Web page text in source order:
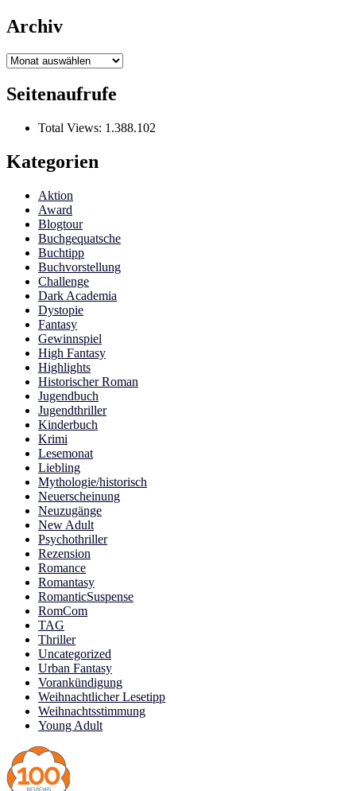
Archiv
Archiv
Seitenaufrufe
Total Views: 1.388.102
Kategorien
Aktion
Award
Blogtour
Buchgequatsche
Buchtipp
Buchvorstellung
Challenge
Dark Academia
Dystopie
Fantasy
Gewinnspiel
High Fantasy
Highlights
Historischer Roman
Jugendbuch
Jugendthriller
Kinderbuch
Krimi
Lesemonat
Liebling
Mythologie/historisch
Neuerscheinung
Neuzugänge
New Adult
Psychothriller
Rezension
Romance
Romantasy
RomanticSuspense
RomCom
TAG
Thriller
Uncategorized
Urban Fantasy
Vorankündigung
Weihnachtlicher Lesetipp
Weihnachtsstimmung
Young Adult